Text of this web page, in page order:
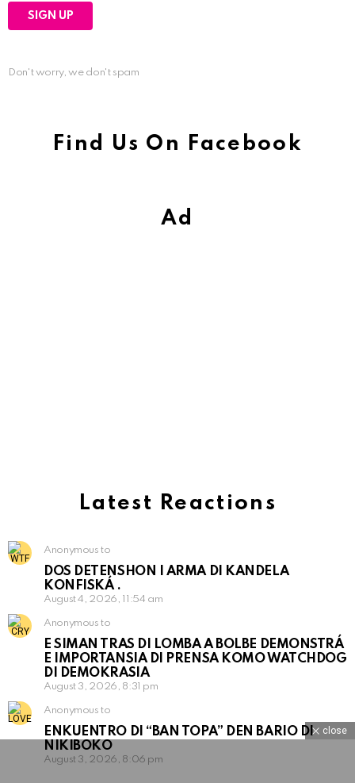
Don't worry, we don't spam
Find Us On Facebook
Ad
Latest Reactions
Anonymous to
DOS DETENSHON I ARMA DI KANDELA
KONFISKÁ .
August 4, 2026, 11:54 am
Anonymous to
E SIMAN TRAS DI LOMBA A BOLBE DEMONSTRÁ
E IMPORTANSIA DI PRENSA KOMO WATCHDOG
DI DEMOKRASIA
August 3, 2026, 8:31 pm
Anonymous to
ENKUENTRO DI “BAN TOPA” DEN BARIO DI
NIKIBOKO
August 3, 2026, 8:06 pm
close